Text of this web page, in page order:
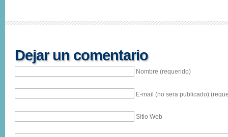
Dejar un comentario
Nombre (requerido)
E-mail (no sera publicado)
Sitio Web